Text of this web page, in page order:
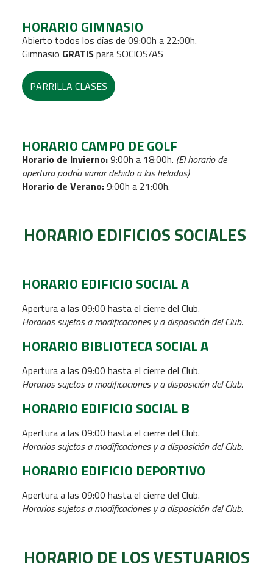
HORARIO GIMNASIO
Abierto todos los días de 09:00h a 22:00h.
Gimnasio GRATISpara SOCIOS/AS
PARRILLA CLASES
HORARIO CAMPO DE GOLF
Horario de Invierno:9:00h a 18:00h. (El horario de
apertura podría variar debido a las heladas)
Horario de Verano:9:00h a 21:00h.
HORARIO EDIFICIOS SOCIALES
HORARIO EDIFICIO SOCIAL A
Apertura a las 09:00 hasta el cierre del Club.
Horarios sujetos a modificaciones y a disposición del Club.
HORARIO BIBLIOTECA SOCIAL A
Apertura a las 09:00 hasta el cierre del Club.
Horarios sujetos a modificaciones y a disposición del Club.
HORARIO EDIFICIO SOCIAL B
Apertura a las 09:00 hasta el cierre del Club.
Horarios sujetos a modificaciones y a disposición del Club.
HORARIO EDIFICIO DEPORTIVO
Apertura a las 09:00 hasta el cierre del Club.
Horarios sujetos a modificaciones y a disposición del Club.
HORARIO DE LOS VESTUARIOS